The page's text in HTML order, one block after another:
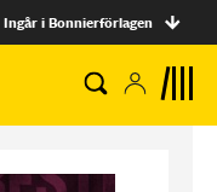
Ingår i Bonnierförlagen